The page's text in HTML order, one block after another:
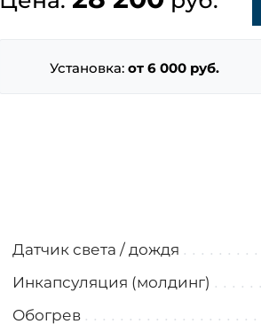
Установка:от 6 000 руб.
Датчик света / дождя
Инкапсуляция (молдинг)
Обогрев